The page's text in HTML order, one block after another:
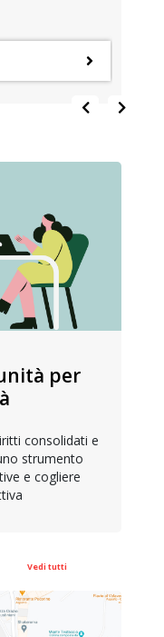
per
consolidati e
strumento
e cogliere
Vedi tutti